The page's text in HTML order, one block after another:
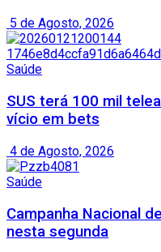
5 de Agosto, 2026
Saúde
SUS terá 100 mil
vício em bets
4 de Agosto, 2026
Saúde
Campanha Nacional
nesta segunda